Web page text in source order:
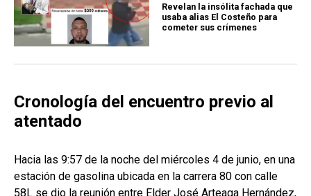
Revelan la insólita fachada que
usaba alias El Costeño para
cometer sus crímenes
Cronología del encuentro previo al
atentado
Hacia las 9:57 de la noche del miércoles 4 de junio, en una
estación de gasolina ubicada en la carrera 80 con calle
58L se dio la reunión entre Elder José Arteaga Hernández,